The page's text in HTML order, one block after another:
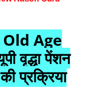
Age
वृद्धा पेंशन
प्रक्रिया